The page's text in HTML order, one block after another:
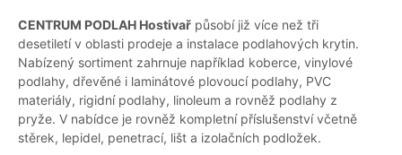
CENTRUM PODLAH Hostivař působí již více než tři
desetiletí v oblasti prodeje a instalace podlahových krytin.
Nabízený sortiment zahrnuje například koberce, vinylové
podlahy, dřevěné i laminátové plovoucí podlahy, PVC
materiály, rigidní podlahy, linoleum a rovněž podlahy z
pryže. V nabídce je rovněž kompletní příslušenství včetně
stěrek, lepidel, penetrací, lišt a izolačních podložek.